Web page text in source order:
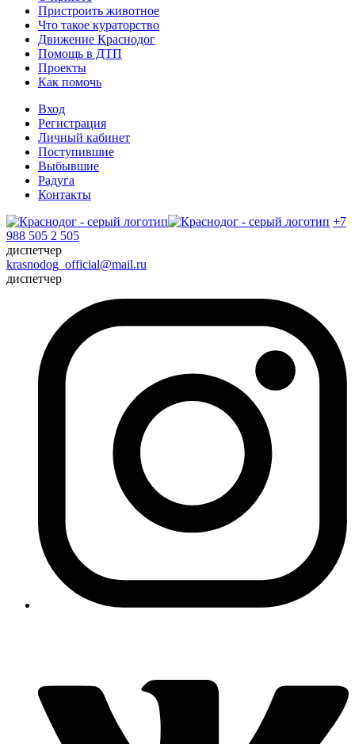
Пристроить животное
Что такое кураторство
Движение Краснодог
Помощь в ДТП
Проекты
Как помочь
Вход
Регистрация
Личный кабинет
Поступившие
Выбывшие
Радуга
Контакты
+7
988 505 2 505
диспетчер
krasnodog_official@mail.ru
диспетчер